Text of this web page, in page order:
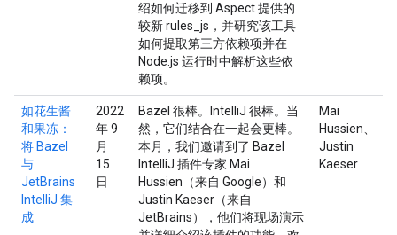
绍如何迁移到 Aspect 提供的
较新 rules_js，并研究该工具
如何提取第三方依赖项并在
Node.js 运行时中解析这些依
赖项。
如花生酱
和果冻：
将 Bazel
与
JetBrains
IntelliJ 集
成
2022
年 9
月
15
日
Bazel 很棒。IntelliJ 很棒。当
然，它们结合在一起会更棒。
本月，我们邀请到了 Bazel
IntelliJ 插件专家 Mai
Hussien（来自 Google）和
Justin Kaeser（来自
JetBrains），他们将现场演示
Mai
Hussien、
Justin
Kaeser